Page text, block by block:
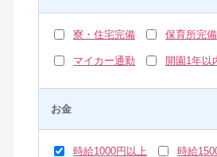
寮・住宅完備 保育所完備
マイカー通勤 開園1年以
お金
時給1000円以上 時給